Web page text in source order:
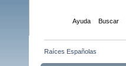
Ayuda Buscar
Raíces Españolas